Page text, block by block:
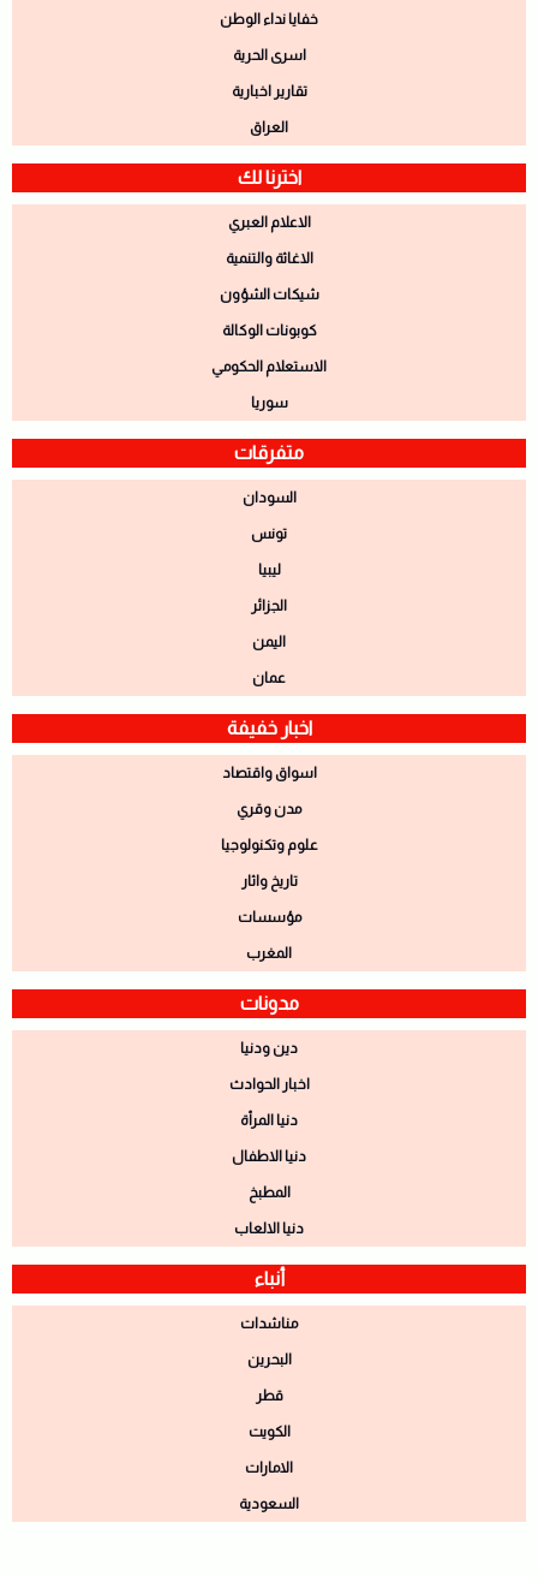
خفايا نداء الوطن
اسرى الحرية
تقارير اخبارية
العراق
اخترنا لك
الاعلام العبري
الاغاثة والتنمية
شيكات الشؤون
كوبونات الوكالة
الاستعلام الحكومي
سوريا
متفرقات
السودان
تونس
ليبيا
الجزائر
اليمن
عمان
اخبار خفيفة
اسواق واقتصاد
مدن وقري
علوم وتكنولوجيا
تاريخ واثار
مؤسسات
المغرب
مدونات
دين ودنيا
اخبار الحوادث
دنيا المرأة
دنيا الاطفال
المطبخ
دنيا الالعاب
أنباء
مناشدات
البحرين
قطر
الكويت
الامارات
السعودية